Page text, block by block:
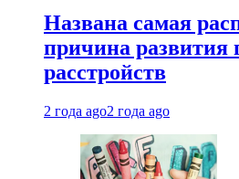
Названа самая
причина развития
расстройств
2 года ago2 года ago